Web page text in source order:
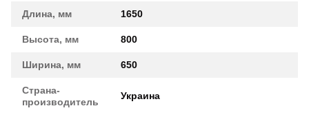
Длина, мм 1650
Высота, мм 800
Ширина, мм 650
Страна-
производитель
Украина